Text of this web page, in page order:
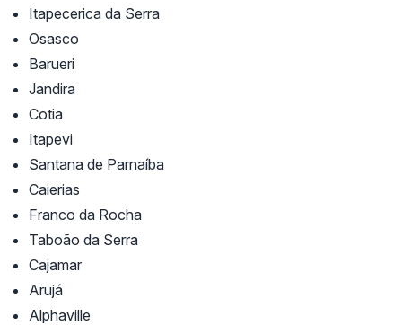
Itapecerica da Serra
Osasco
Barueri
Jandira
Cotia
Itapevi
Santana de Parnaíba
Caierias
Franco da Rocha
Taboão da Serra
Cajamar
Arujá
Alphaville